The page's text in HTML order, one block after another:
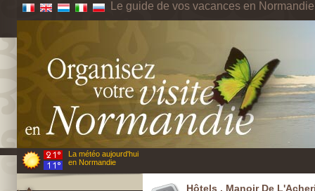
Le guide de vos vacances en Normandie
La météo aujourd'hui
en Normandie
Hôtels , Manoir De